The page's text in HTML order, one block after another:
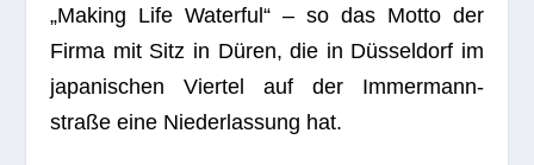
„Making Life Waterful“ – so das Motto der
Firma mit Sitz in Düren, die in Düs­sel­dorf im
japa­ni­schen Vier­tel auf der Immer­mann­
straße eine Nie­der­las­sung hat.